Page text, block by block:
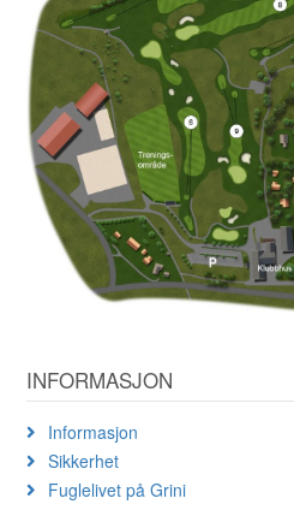
INFORMASJON
Informasjon
Sikkerhet
Fuglelivet på Grini